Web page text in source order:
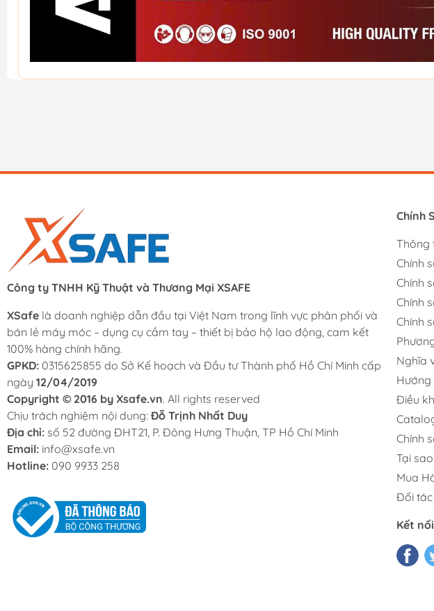
Công ty TNHH Kỹ Thuật và Thương Mại XSAFE
XSafe là doanh nghiệp dẫn đầu tại Việt Nam trong lĩnh vực phân phối và
bán lẻ máy móc – dụng cụ cầm tay – thiết bị bảo hộ lao động, cam kết
100% hàng chính hãng.
GPKD: 0315625855 do Sở Kế hoạch và Đầu tư Thành phố Hồ Chí Minh cấp
ngày 12/04/2019
Copyright © 2016 by Xsafe.vn. All rights reserved
Chịu trách nghiệm nội dung: Đỗ Trịnh Nhất Duy
Địa chỉ: số 52 đường ĐHT21, P. Đông Hưng Thuận, TP Hồ Chí Minh
Email: info@xsafe.vn
Hotline: 090 9933 258
Chính
Thông
Chính
Chính
Chính
Chính
Nghĩa
Điều
Chính
Tại
Mua
Đối
Kết